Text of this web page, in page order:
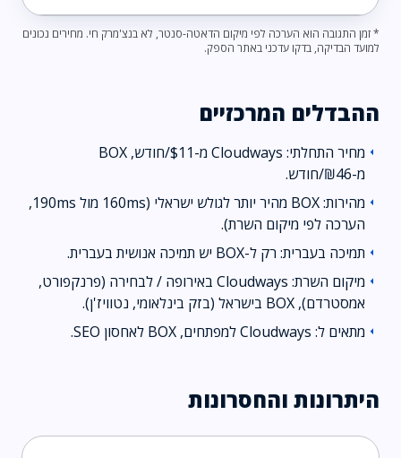
* זמן התגובה הוא הערכה לפי מיקום הדאטה-סנטר, לא בנצ'מרק חי. מחירים נכונים
למועד הבדיקה, בדקו עדכני באתר הספק.
ההבדלים המרכזיים
arrow_left
מחיר התחלתי: Cloudways מ-$11/חודש, BOX
מ-₪46/חודש.
arrow_left
מהירות: BOX מהיר יותר לגולש ישראלי (160ms מול 190ms,
הערכה לפי מיקום השרת).
arrow_left תמיכה בעברית: רק ל-BOX יש תמיכה אנושית בעברית.
arrow_left
מיקום השרת: Cloudways באירופה / לבחירה (פרנקפורט,
אמסטרדם), BOX בישראל (בזק בינלאומי, נטוויז'ן).
arrow_left מתאים ל: Cloudways למפתחים, BOX לאחסון SEO.
היתרונות והחסרונות